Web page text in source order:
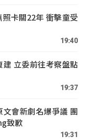
卡關22年 衝擊童受
19:40
建 立委前往考察盤點
19:37
文會新劇名爆爭議 團
致歉
19:31